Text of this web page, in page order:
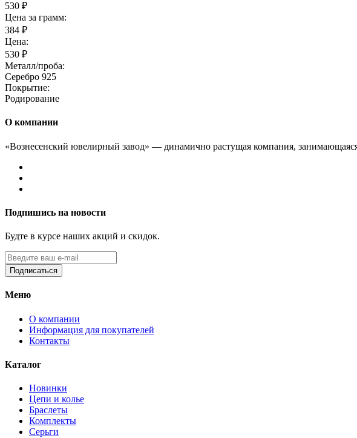
530 ₽
Цена за грамм:
384 ₽
Цена:
530 ₽
Металл/проба:
Серебро 925
Покрытие:
Родирование
О компании
«Вознесенский ювелирный завод» — динамично растущая компания,
Подпишись на новости
Будте в курсе наших акций и скидок.
Подписаться
Меню
О компании
Информация для покупателей
Контакты
Каталог
Новинки
Цепи и колье
Браслеты
Комплекты
Серьги